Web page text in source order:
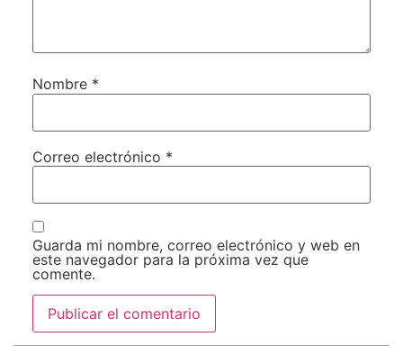
Nombre *
Correo electrónico *
Guarda mi nombre, correo electrónico y web en
este navegador para la próxima vez que
comente.